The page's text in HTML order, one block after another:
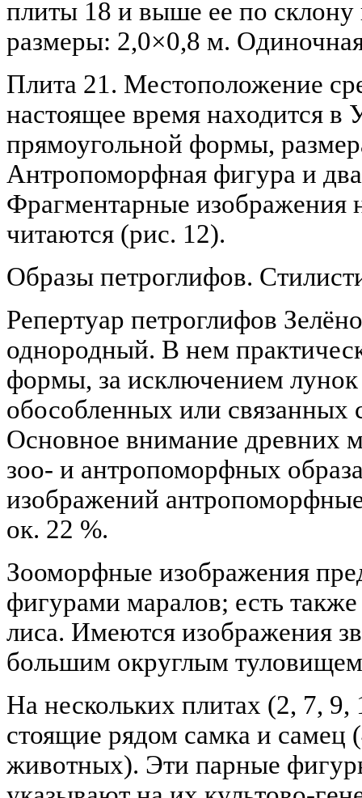
плиты 18 и выше ее по
размеры: 2,0×0,8 м.
Плита 21. Местоположение
настоящее время находится в
прямоугольной формы,
Антропоморфная фигура и
Фрагментарные изображения
читаются (рис. 12).
Образы петроглифов.
Репертуар петроглифов
однородный. В нем
формы, за исключением
обособленных или связанных
Основное внимание древних
зоо- и антропоморфных
изображений
ок. 22 %.
Зооморфные изображения
фигурами маралов; есть
лиса. Имеются изображения
большим округлым
На нескольких плитах (2, 7, 9,
стоящие рядом самка и самец
животных). Эти парные